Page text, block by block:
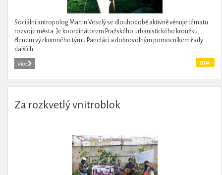
Sociální antropolog Martin Veselý se dlouhodobě aktivně věnuje tématu
rozvoje města. Je koordinátorem Pražského urbanistického kroužku,
členem výzkumného týmu Paneláci a dobrovolným pomocníkem řady
dalších...
Více 2014
Za rozkvetlý vnitroblok